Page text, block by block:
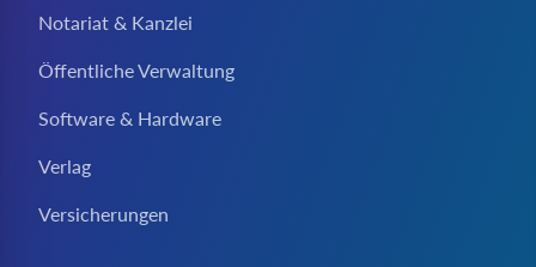
Notariat & Kanzlei
Öffentliche Verwaltung
Software & Hardware
Verlag
Versicherungen